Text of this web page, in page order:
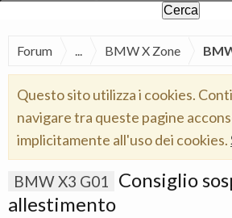
Forum ... BMW X Zone
Questo sito utilizza i cookies.
navigare tra queste pagine
implicitamente all'uso dei cookies.
BMW X3 G01
Consiglio
allestimento